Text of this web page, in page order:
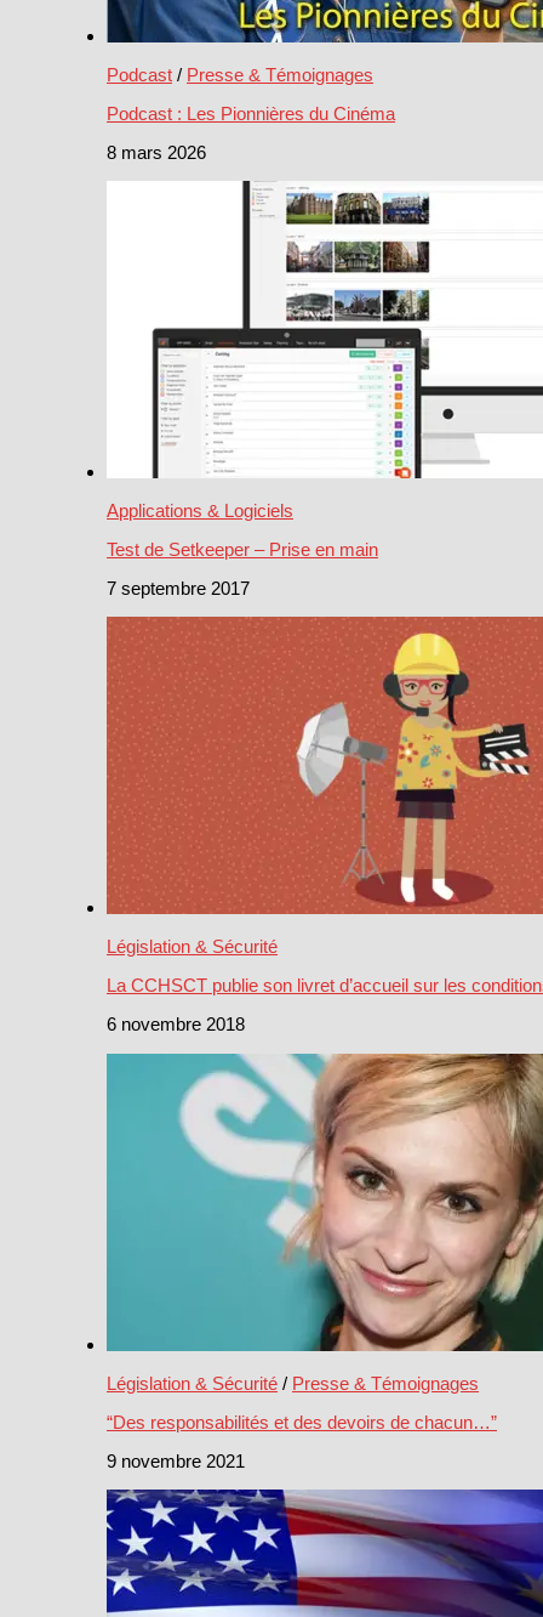
Podcast / Presse & Témoignages
Podcast : Les Pionnières du Cinéma
8 mars 2026
Applications & Logiciels
Test de Setkeeper – Prise en main
7 septembre 2017
Législation & Sécurité
La CCHSCT publie son livret d’accueil sur les
6 novembre 2018
Législation & Sécurité / Presse & Témoignages
“Des responsabilités et des devoirs de chacun…”
9 novembre 2021